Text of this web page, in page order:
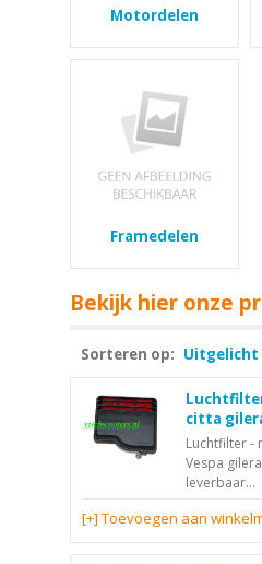
Motordelen
Framedelen
Bekijk hier onze
Sorteren op: Uitgelicht
citta
Luchtfilter -
Vespa
leverbaar...
[+] Toevoegen aan